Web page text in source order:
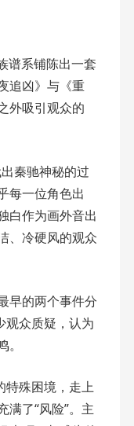
谱系铺陈出一套
追凶》与《重
外吸引观众的
秦驰神秘的过
每一位角色出
白作为画外音出
、冷硬风的观众
早的两个事件分
观众质疑，认为
殊困境，走上
满了“风险”。主